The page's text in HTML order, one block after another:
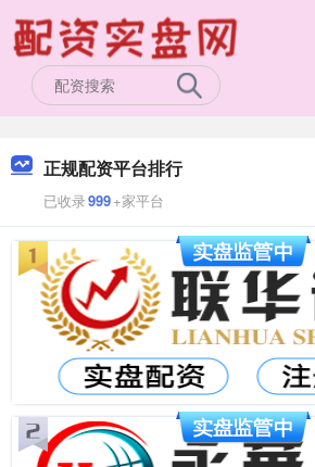
正规配资平台排行
已收录999+家平台